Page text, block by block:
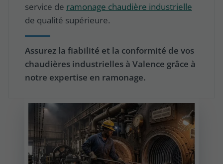
service de ramonage chaudière industrielle
de qualité supérieure.
Assurez la fiabilité et la conformité de vos
chaudières industrielles à Valence grâce à
notre expertise en ramonage.